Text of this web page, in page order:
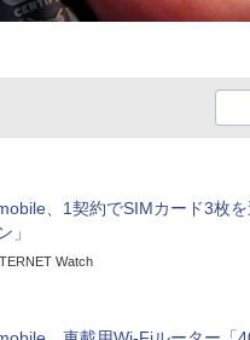
、1契約でSIMカード3枚
」
Watch